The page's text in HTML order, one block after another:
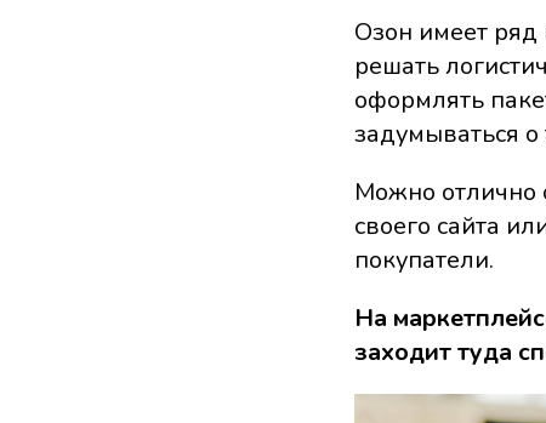
Озон имеет
решать
оформлять
задумываться
Можно отлично
своего сайта
покупатели.
На
заходит туда